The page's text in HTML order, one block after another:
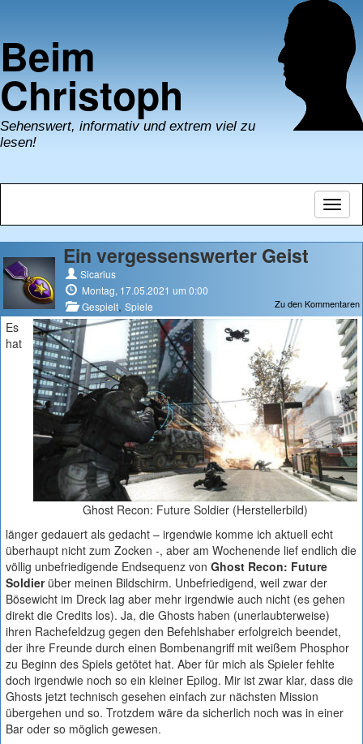
Beim
Christoph
Sehenswert, informativ und extrem viel zu
lesen!
Ein vergessenswerter Geist
Sicarius
Montag, 17.05.2021 um 0:00
Zu den Kommentaren
Gespielt, Spiele
Ghost Recon: Future Soldier (Herstellerbild)
Es
hat
länger gedauert als gedacht – irgendwie komme ich aktuell echt
überhaupt nicht zum Zocken -, aber am Wochenende lief endlich die
völlig unbefriedigende Endsequenz von Ghost Recon: Future
Soldierüber meinen Bildschirm. Unbefriedigend, weil zwar der
Bösewicht im Dreck lag aber mehr irgendwie auch nicht (es gehen
direkt die Credits los). Ja, die Ghosts haben (unerlaubterweise)
ihren Rachefeldzug gegen den Befehlshaber erfolgreich beendet,
der ihre Freunde durch einen Bombenangriff mit weißem Phosphor
zu Beginn des Spiels getötet hat. Aber für mich als Spieler fehlte
doch irgendwie noch so ein kleiner Epilog. Mir ist zwar klar, dass die
Ghosts jetzt technisch gesehen einfach zur nächsten Mission
übergehen und so. Trotzdem wäre da sicherlich noch was in einer
Bar oder so möglich gewesen.